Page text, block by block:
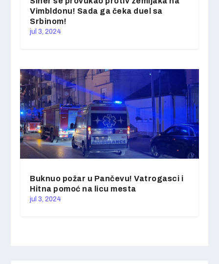
Vimbldonu! Sada ga čeka duel sa
Srbinom!
jul 3, 2024
Buknuo požar u Pančevu! Vatrogasci i
Hitna pomoć na licu mesta
jul 3, 2024